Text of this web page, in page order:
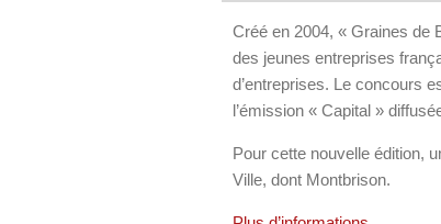
Créé en 2004, « Graines de
des jeunes entreprises
d’entreprises. Le concours
l’émission « Capital »
Pour cette nouvelle édition,
Ville, dont Montbrison.